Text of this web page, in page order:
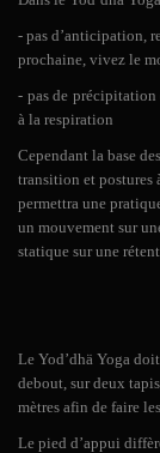
- pas d’anticipation,
prochaine, vivez le
- pas de précipitation
à la respiration
Cependant la base
transition et postures
permettra une
un mouvement sur
statique sur une
Le Yod’dhä Yoga
debout, sur deux
mètres afin de faire
Le pied d’appui